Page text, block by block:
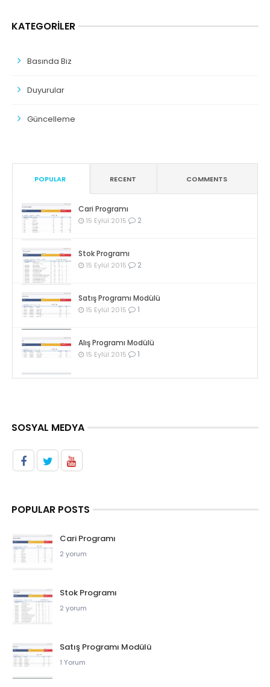
KATEGORILER
Basında Biz
Duyurular
Güncelleme
POPULAR RECENT COMMENTS
Cari Programı
15 Eylül 2015 2
Stok Programı
15 Eylül 2015 2
Satış Programı Modülü
15 Eylül 2015 1
Alış Programı Modülü
15 Eylül 2015 1
SOSYAL MEDYA
POPULAR POSTS
Cari Programı
2 yorum
Stok Programı
2 yorum
Satış Programı Modülü
1 Yorum